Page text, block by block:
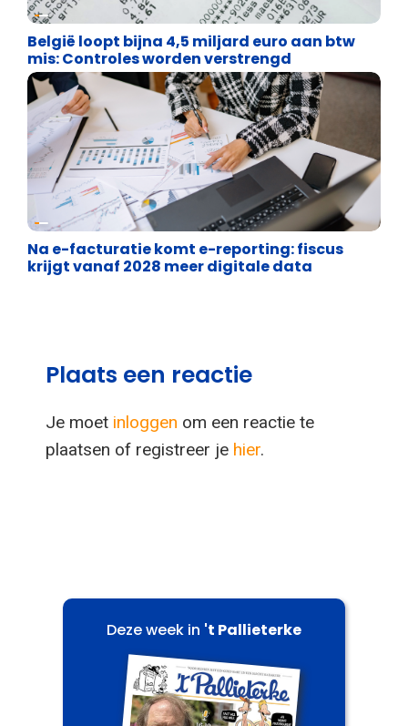
Financiële vrijheid
België loopt bijna 4,5 miljard euro aan btw
mis: Controles worden verstrengd
Financiële vrijheid
Na e-facturatie komt e-reporting: fiscus
krijgt vanaf 2028 meer digitale data
Plaats een reactie
Je moet inloggen om een reactie te
plaatsen of registreer je hier.
Deze week in 't Pallieterke